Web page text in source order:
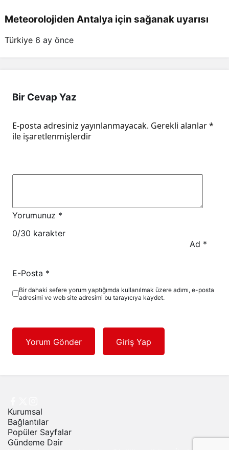
Meteorolojiden Antalya için sağanak uyarısı
Türkiye 6 ay önce
Bir Cevap Yaz
E-posta adresiniz yayınlanmayacak. Gerekli alanlar*
ile işaretlenmişlerdir
Yorumunuz *
0/30 karakter
Ad *
E-Posta *
Bir dahaki sefere yorum yaptığımda kullanılmak üzere adımı, e-posta
adresimi ve web site adresimi bu tarayıcıya kaydet.
Yorum Gönder Giriş Yap
Kurumsal
Bağlantılar
Popüler Sayfalar
Gündeme Dair